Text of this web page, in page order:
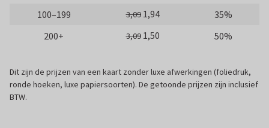
100–199
3,09 1,94
35%
200+
3,09 1,50 50%
Dit zijn de prijzen van een kaart zonder luxe afwerkingen (foliedruk,
ronde hoeken, luxe papiersoorten). De getoonde prijzen zijn inclusief
BTW.